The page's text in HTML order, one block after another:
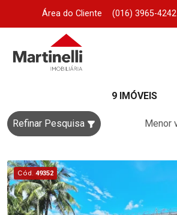
Área do Cliente (016) 3965-4242
9 IMÓVEIS
Refinar Pesquisa
Cód. 49352